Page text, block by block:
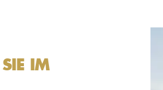
SIE IM